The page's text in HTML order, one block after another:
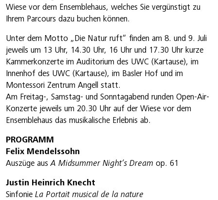
Wiese vor dem Ensemblehaus, welches Sie vergünstigt zu
Ihrem Parcours dazu buchen können.
Unter dem Motto „Die Natur ruft“ finden am 8. und 9. Juli
jeweils um 13 Uhr, 14.30 Uhr, 16 Uhr und 17.30 Uhr kurze
Kammerkonzerte im Auditorium des UWC (Kartause), im
Innenhof des UWC (Kartause), im Basler Hof und im
Montessori Zentrum Angell statt.
Am Freitag-, Samstag- und Sonntagabend runden Open-Air-
Konzerte jeweils um 20.30 Uhr auf der Wiese vor dem
Ensemblehaus das musikalische Erlebnis ab.
PROGRAMM
Felix Mendelssohn
Auszüge ausA Midsummer Night’s Dream op. 61
Justin Heinrich Knecht
Sinfonie La Portait musical de la nature